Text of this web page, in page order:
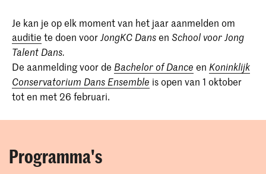
Je kan je op elk moment van het jaar aanmelden om
auditie te doen voorJongKC Dansen School voor Jong
Talent Dans.
De aanmelding voor de Bachelor of Dance en Koninklijk
Conservatorium Dans Ensemble is open van 1 oktober
tot en met 26 februari.
Programma's